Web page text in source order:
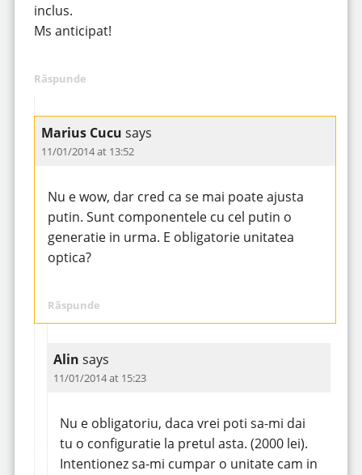
inclus.
Ms anticipat!
Răspunde
Marius Cucu says
11/01/2014 at 13:52
Nu e wow, dar cred ca se mai poate ajusta
putin. Sunt componentele cu cel putin o
generatie in urma. E obligatorie unitatea
optica?
Răspunde
Alin says
11/01/2014 at 15:23
Nu e obligatoriu, daca vrei poti sa-mi dai
tu o configuratie la pretul asta. (2000 lei).
Intentionez sa-mi cumpar o unitate cam in